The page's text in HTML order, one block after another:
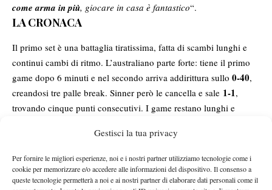
Gestisci la tua privacy
Per fornire le migliori esperienze, noi e i nostri partner utilizziamo tecnologie come i
cookie per memorizzare e/o accedere alle informazioni del dispositivo. Il consenso a
queste tecnologie permetterà a noi e ai nostri partner di elaborare dati personali come il
come arma in più, giocare in casa è fantastico“.
LA CRONACA
Il primo set è una battaglia tiratissima, fatta di scambi lunghi e
continui cambi di ritmo. L’australiano parte forte: tiene il primo
game dopo 6 minuti e nel secondo arriva addirittura sullo 0-40,
creandosi tre palle break. Sinner però le cancella e sale 1-1,
trovando cinque punti consecutivi. I game restano lunghi e
, ma l’australiano continua a comandare gli
scambi più estesi e resta avanti fino al
annullando altri break
point.
L’equilibrio è totale a Torino. Sinner tiene a zero il game del5-5,